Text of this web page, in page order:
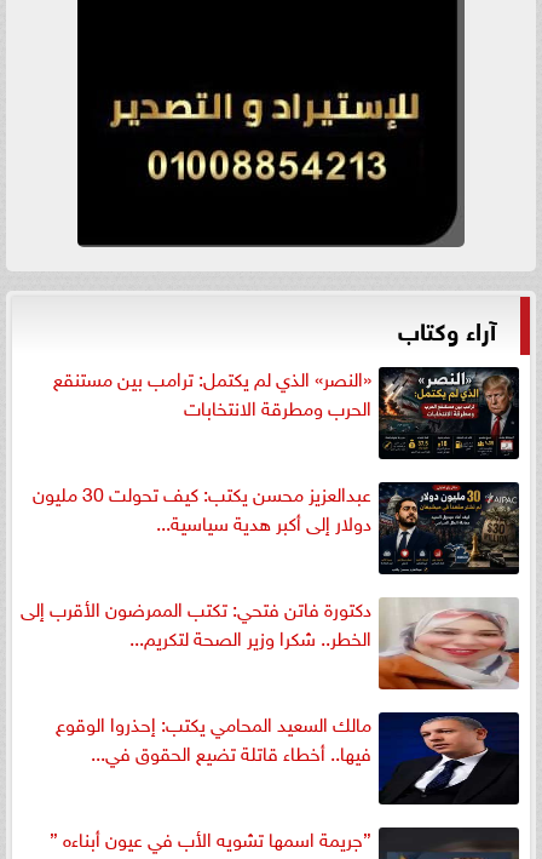
آراء وكتاب
«النصر» الذي لم يكتمل: ترامب بين مستنقع
الحرب ومطرقة الانتخابات
عبدالعزيز محسن يكتب: كيف تحولت 30 مليون
دولار إلى أكبر هدية سياسية...
دكتورة فاتن فتحي: تكتب الممرضون الأقرب إلى
الخطر.. شكرا وزير الصحة لتكريم...
مالك السعيد المحامي يكتب: إحذروا الوقوع
فيها.. أخطاء قاتلة تضيع الحقوق في...
”جريمة اسمها تشويه الأب في عيون أبناءه ”